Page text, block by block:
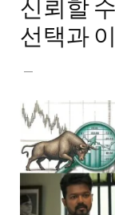
신뢰할
선택과